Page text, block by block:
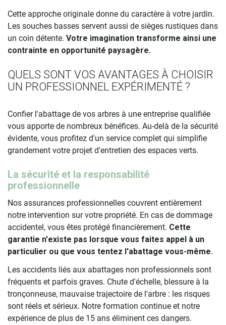
Cette approche originale donne du caractère à votre jardin.
Les souches basses servent aussi de sièges rustiques dans
un coin détente. Votre imagination transforme ainsi une
contrainte en opportunité paysagère.
QUELS SONT VOS AVANTAGES À CHOISIR
UN PROFESSIONNEL EXPÉRIMENTÉ ?
Confier l'abattage de vos arbres à une entreprise qualifiée
vous apporte de nombreux bénéfices. Au-delà de la sécurité
évidente, vous profitez d'un service complet qui simplifie
grandement votre projet d'entretien des espaces verts.
La sécurité et la responsabilité
professionnelle
Nos assurances professionnelles couvrent entièrement
notre intervention sur votre propriété. En cas de dommage
accidentel, vous êtes protégé financièrement. Cette
garantie n'existe pas lorsque vous faites appel à un
particulier ou que vous tentez l'abattage vous-même.
Les accidents liés aux abattages non professionnels sont
fréquents et parfois graves. Chute d'échelle, blessure à la
tronçonneuse, mauvaise trajectoire de l'arbre : les risques
sont réels et sérieux. Notre formation continue et notre
expérience de plus de 15 ans éliminent ces dangers.